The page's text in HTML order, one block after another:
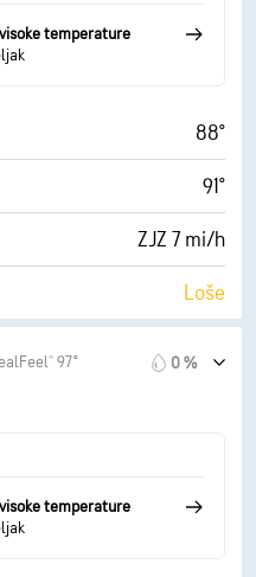
64° F
1 %
10 mi
30000 ft
temperature
88°
91°
ZJZ 7 mi/h
Loše
64° F
97° 0 %
temperature